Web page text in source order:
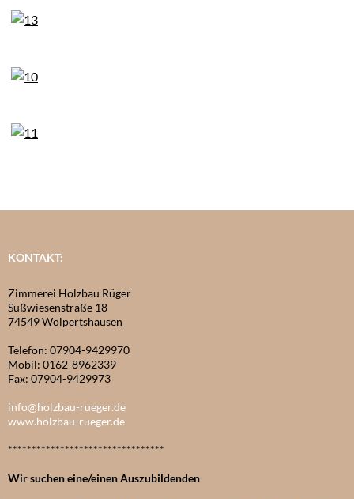
KONTAKT:
Zimmerei Holzbau Rüger
Süßwiesenstraße 18
74549 Wolpertshausen
Telefon: 07904-9429970
Mobil: 0162-8962339
Fax: 07904-9429973
info@holzbau-rueger.de
www.holzbau-rueger.de
*********************************
Wir suchen eine/einen Auszubildenden